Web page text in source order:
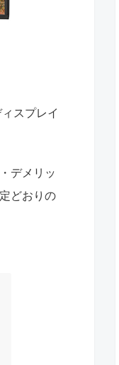
スプレイ
デメリッ
どおりの